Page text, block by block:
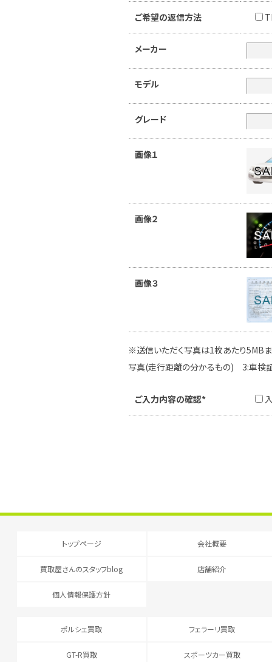
ご希望の返信方法
メーカー
モデル
グレード
画像１
画像２
画像３
※送信いただく写真は1枚あたり5MBま
写真(走行距離の分かるもの) 3:車検
ご入力内容の確認*
トップページ 会社概要
買取屋さんのスタッフblog 店舗紹介
個人情報保護方針
ポルシェ買取 フェラーリ買取
GT-R買取 スポーツカー買取